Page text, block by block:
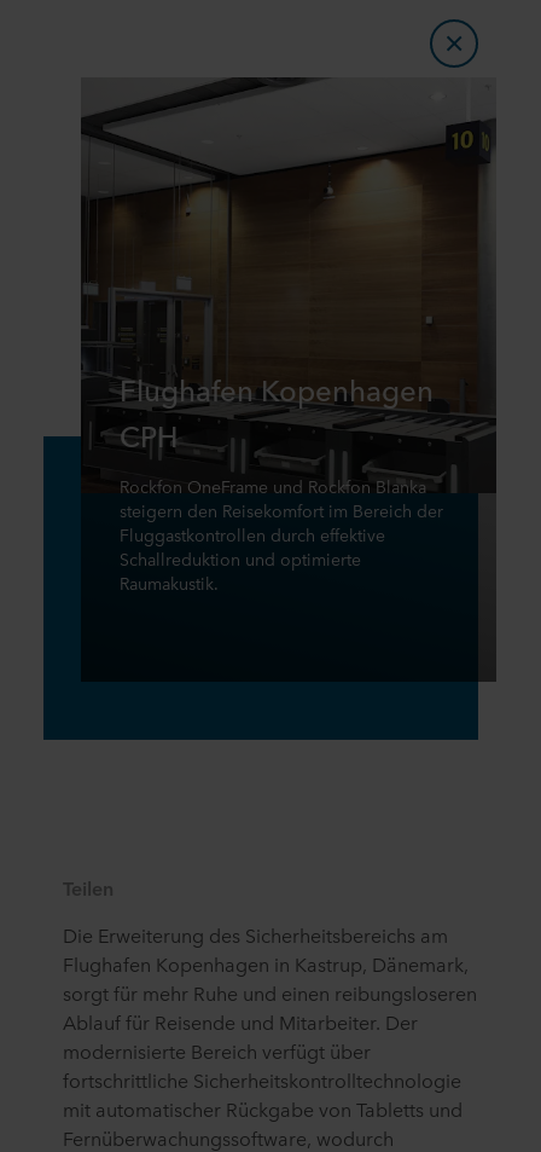
Flughafen Kopenhagen
CPH
Rockfon OneFrame und Rockfon Blanka
steigern den Reisekomfort im Bereich der
Fluggastkontrollen durch effektive
Schallreduktion und optimierte
Raumakustik.
Teilen
Die Erweiterung des Sicherheitsbereichs am
Flughafen Kopenhagen in Kastrup, Dänemark,
sorgt für mehr Ruhe und einen reibungsloseren
Ablauf für Reisende und Mitarbeiter. Der
modernisierte Bereich verfügt über
fortschrittliche Sicherheitskontrolltechnologie
mit automatischer Rückgabe von Tabletts und
Fernüberwachungssoftware, wodurch